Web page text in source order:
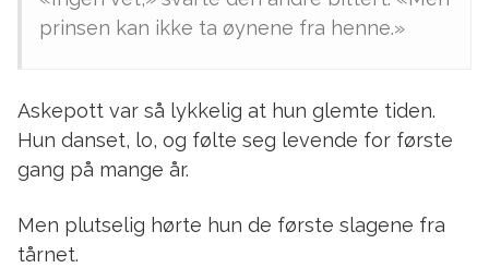
prinsen kan ikke ta øynene fra henne.»
Askepott var så lykkelig at hun glemte tiden.
Hun danset, lo, og følte seg levende for første
gang på mange år.
Men plutselig hørte hun de første slagene fra
tårnet.